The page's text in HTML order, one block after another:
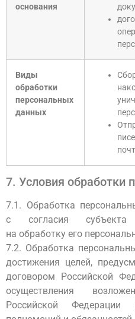
основания
Виды
обработки
персональных
данных
7. Условия обработки
7.1. Обработка
с согласия субъекта
на обработку его
7.2. Обработка
достижения целей,
договором Российской
осуществления
Российской